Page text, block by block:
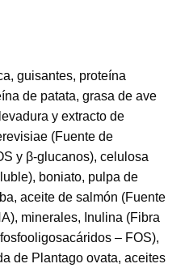
guisantes, proteína
de patata, grasa de ave
y extracto de
(Fuente de
y β-glucanos), celulosa
boniato, pulpa de
aceite de salmón (Fuente
minerales, Inulina (Fibra
– FOS),
de Plantago ovata, aceites